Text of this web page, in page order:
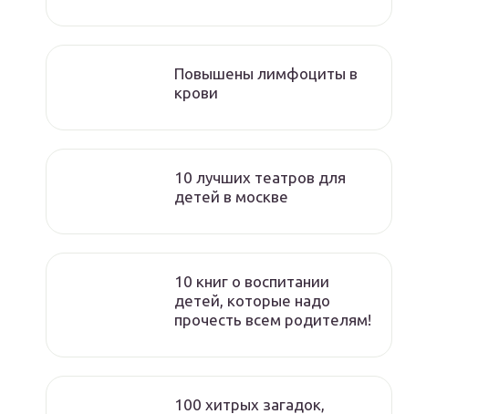
Повышены лимфоциты в
крови
10 лучших театров для
детей в москве
10 книг о воспитании
детей, которые надо
прочесть всем родителям!
100 хитрых загадок,